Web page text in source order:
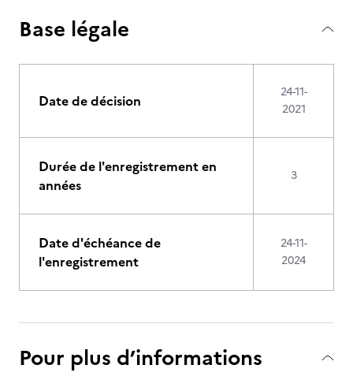
Base légale
Date de décision
24-11-
2021
Durée de l'enregistrement en
années
3
Date d'échéance de
l'enregistrement
24-11-
2024
Pour plus d’informations